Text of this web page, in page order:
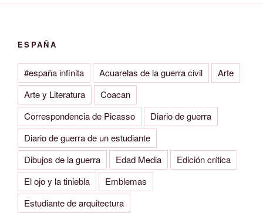
ESPAÑA
#españa infinita Acuarelas de la guerra civil
Arte
Arte y Literatura
Coacan
Correspondencia de Picasso
Diario de guerra
Diario de guerra de un estudiante
Dibujos de la guerra
Edad Media
Edición crítica
El ojo y la tiniebla
Emblemas
Estudiante de arquitectura